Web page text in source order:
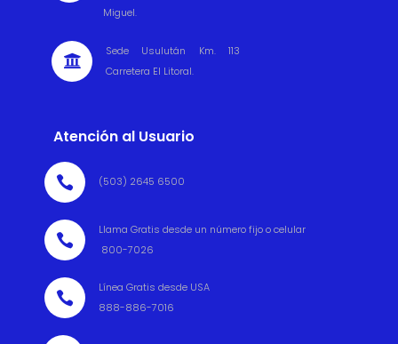
Miguel.

Sede Usulután Km. 113
Carretera El Litoral.
Atención al Usuario
 (503) 2645 6500

Llama Gratis desde un número fijo o celular
800-7026

Línea Gratis desde USA
888-886-7016